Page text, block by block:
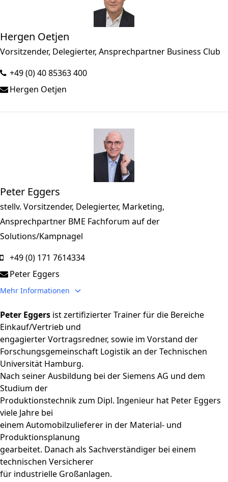
Hergen Oetjen
Vorsitzender, Delegierter, Ansprechpartner Business Club
+49 (0) 40 85363 400
Hergen Oetjen
Peter Eggers
stellv. Vorsitzender, Delegierter, Marketing,
Ansprechpartner BME Fachforum auf der
Solutions/Kampnagel
+49 (0) 171 7614334
Peter Eggers
Mehr Informationen
anzeigen
Peter Eggers ist zertifizierter Trainer für die Bereiche
Einkauf/Vertrieb und
engagierter Vortragsredner, sowie im Vorstand der
Forschungsgemeinschaft Logistik an der Technischen
Universität Hamburg.
Nach seiner Ausbildung bei der Siemens AG und dem
Studium der
Produktionstechnik zum Dipl. Ingenieur hat Peter Eggers
viele Jahre bei
einem Automobilzulieferer in der Material- und
Produktionsplanung
gearbeitet. Danach als Sachverständiger bei einem
technischen Versicherer
für industrielle Großanlagen.